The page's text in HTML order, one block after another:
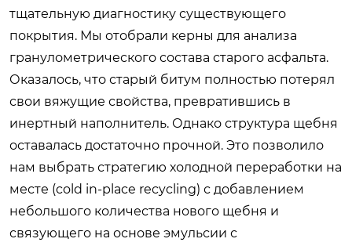
тщательную диагностику существующего
покрытия. Мы отобрали керны для анализа
гранулометрического состава старого асфальта.
Оказалось, что старый битум полностью потерял
свои вяжущие свойства, превратившись в
инертный наполнитель. Однако структура щебня
оставалась достаточно прочной. Это позволило
нам выбрать стратегию холодной переработки на
месте (cold in-place recycling) с добавлением
небольшого количества нового щебня и
связующего на основе эмульсии с